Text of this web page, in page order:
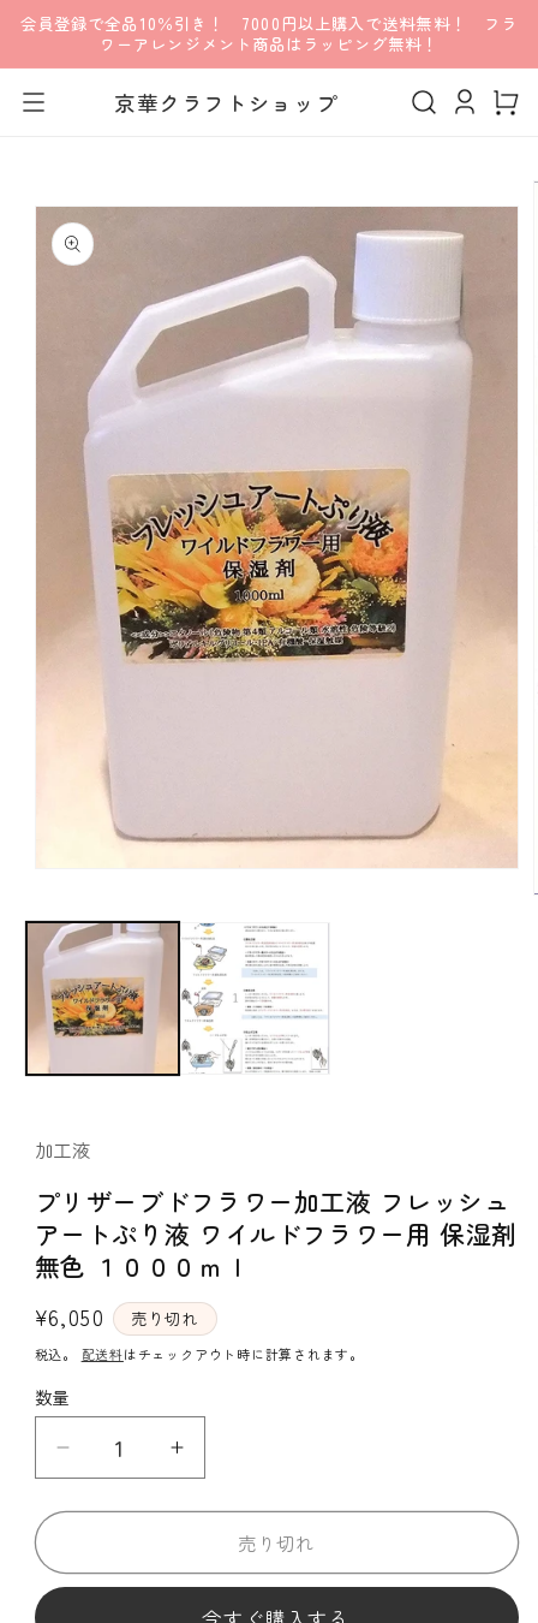
コンテンツに進む
会員登録で全品10％引き！ 7000円以上購入で送料無料！ フラ
ワーアレンジメント商品はラッピング無料！
京華クラフトショップ
グ
イ
カ
ー
商品情報にスキップ
ダ
ル
で
メ
ィ
(1)
加工液
プリザーブドフラワー加工液 フレッシュ
アートぷり液 ワイルドフラワー用 保湿剤
無色 １０００ｍｌ
通
常
格
¥6,050 売り切れ
税込。 配送料はチェックアウト時に計算されます。
数量
ブ
プ
ブ
売り切れ